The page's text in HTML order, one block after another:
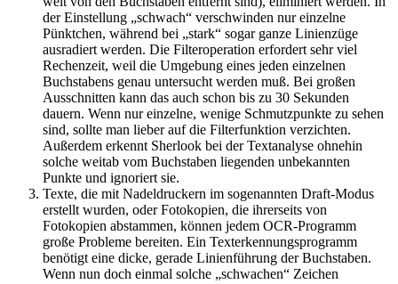
der Einstellung „schwach“ verschwinden nur einzelne
Pünktchen, während bei „stark“ sogar ganze Linienzüge
ausradiert werden. Die Filteroperation erfordert sehr viel
Rechenzeit, weil die Umgebung eines jeden einzelnen
Buchstabens genau untersucht werden muß. Bei großen
Ausschnitten kann das auch schon bis zu 30 Sekunden
dauern. Wenn nur einzelne, wenige Schmutzpunkte zu sehen
sind, sollte man lieber auf die Filterfunktion verzichten.
Außerdem erkennt Sherlook bei der Textanalyse ohnehin
solche weitab vom Buchstaben liegenden unbekannten
Punkte und ignoriert sie.
Texte, die mit Nadeldruckern im sogenannten Draft-Modus
erstellt wurden, oder Fotokopien, die ihrerseits von
Fotokopien abstammen, können jedem OCR-Programm
große Probleme bereiten. Ein Texterkennungsprogramm
benötigt eine dicke, gerade Linienführung der Buchstaben.
Wenn nun doch einmal solche „schwachen“ Zeichen